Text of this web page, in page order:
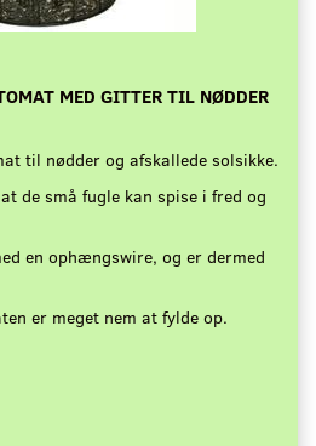
MED GITTER TIL NØDDER
til nødder og afskallede solsikke.
de små fugle kan spise i fred og
en ophængswire, og er dermed
er meget nem at fylde op.